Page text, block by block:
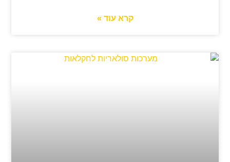
קרא עוד »